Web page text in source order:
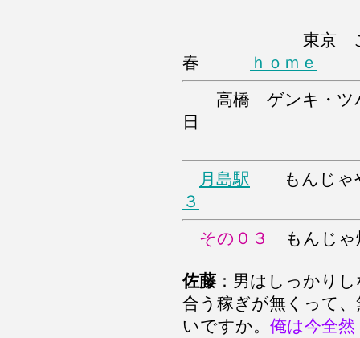
東京
春
ｈｏｍｅ
高橋 ゲンキ・ツ
日
月島駅 もんじ
３
その０３
もんじ
佐藤 ：男はしっかり
合う稼ぎが無くって
いですか。 俺は今全